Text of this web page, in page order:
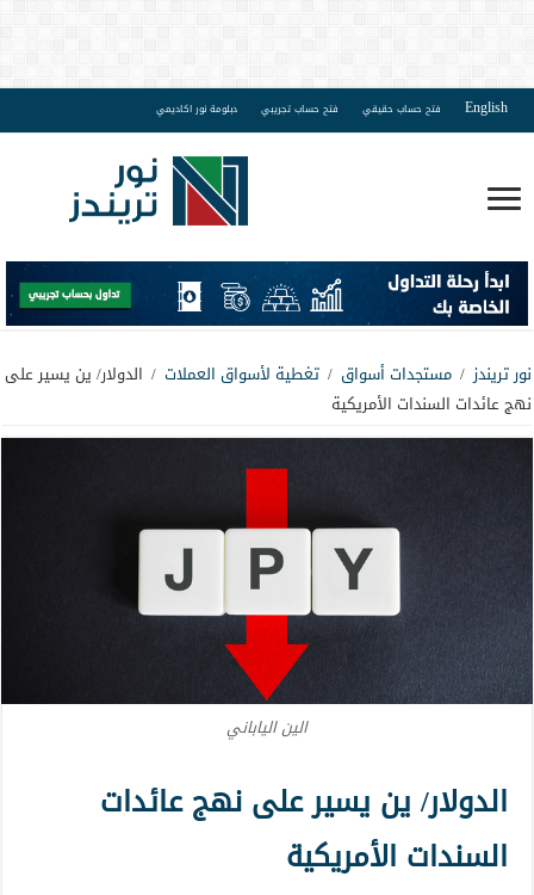
English فتح حساب حقيقي فتح حساب تجريبي دبلومة نور اكاديمي
نور تريندز / مستجدات أسواق / تغطية لأسواق العملات / الدولار/ ين يسير على
نهج عائدات السندات الأمريكية
الين الياباني
الدولار/ ين يسير على نهج عائدات
السندات الأمريكية